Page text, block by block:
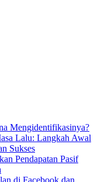
Mengidentifikasinya?
Lalu: Langkah Awal
Sukses
Pendapatan Pasif